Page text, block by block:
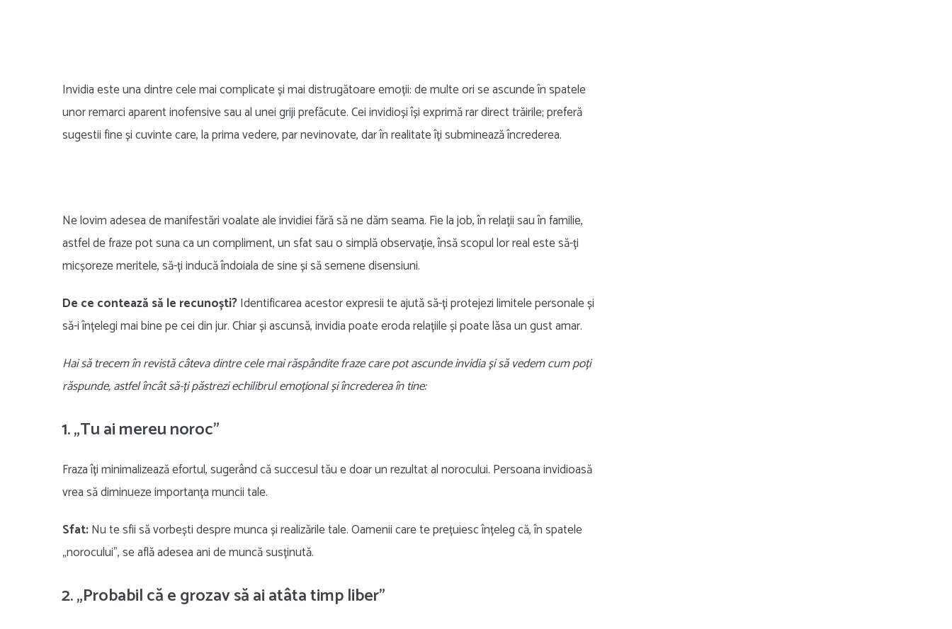
Invidia este una dintre cele mai complicate și mai distrugătoare emoții: de multe ori se ascunde în spatele
unor remarci aparent inofensive sau al unei griji prefăcute. Cei invidioși își exprimă rar direct trăirile; preferă
sugestii fine și cuvinte care, la prima vedere, par nevinovate, dar în realitate îți subminează încrederea.
Ne lovim adesea de manifestări voalate ale invidiei fără să ne dăm seama. Fie la job, în relații sau în familie,
astfel de fraze pot suna ca un compliment, un sfat sau o simplă observație, însă scopul lor real este să-ți
micșoreze meritele, să-ți inducă îndoiala de sine și să semene disensiuni.
De ce contează să le recunoști?Identificarea acestor expresii te ajută să-ți protejezi limitele personale și
să-i înțelegi mai bine pe cei din jur. Chiar și ascunsă, invidia poate eroda relațiile și poate lăsa un gust amar.
Hai să trecem în revistă câteva dintre cele mai răspândite fraze care pot ascunde invidia și să vedem cum poți
răspunde, astfel încât să-ți păstrezi echilibrul emoțional și încrederea în tine:
1. „Tu ai mereu noroc”
Fraza îți minimalizează efortul, sugerând că succesul tău e doar un rezultat al norocului. Persoana invidioasă
vrea să diminueze importanța muncii tale.
Sfat:Nu te sfii să vorbești despre munca și realizările tale. Oamenii care te prețuiesc înțeleg că, în spatele
„norocului”, se află adesea ani de muncă susținută.
2. „Probabil că e grozav să ai atâta timp liber”